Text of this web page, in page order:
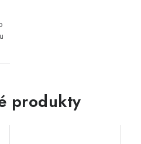
produkty